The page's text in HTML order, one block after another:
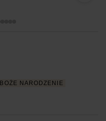
BOŻE NARODZENIE